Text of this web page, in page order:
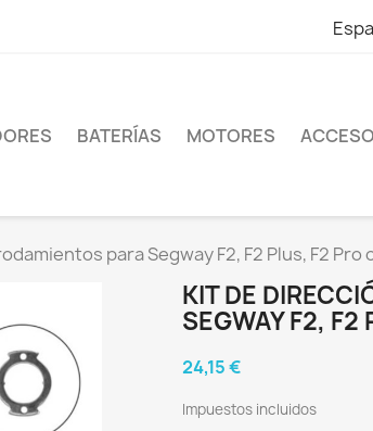
BATERÍAS MOTORES
para Segway F2, F2 Plus, F2 Pro
KIT DE
SEGWAY F2, F2
24,15 €
Impuestos incluidos